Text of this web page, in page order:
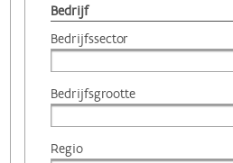
Bedrijf
Bedrijfssector
Bedrijfsgrootte
Regio